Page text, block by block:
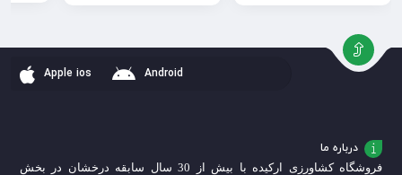
افزودن
به
سبد
افزودن
افزودن
Apple ios Android
درباره ما
فروشگاه کشاورزی ارکیده با بیش از 30 سال سابقه درخشان در بخش